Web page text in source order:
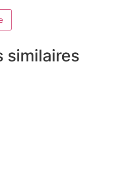
similaires